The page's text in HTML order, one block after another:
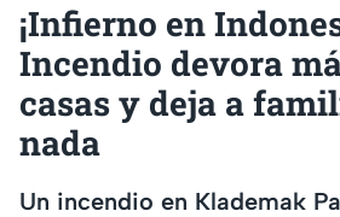
¡Infierno en
Incendio devora
casas y deja a
nada
Un incendio en Klademak